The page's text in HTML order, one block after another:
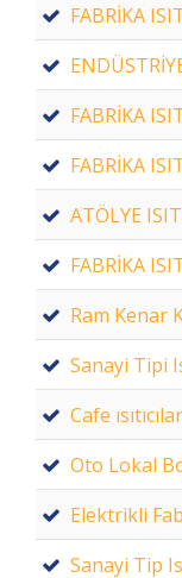
FABRİKA
FABRİKA
FABRİKA
ATÖLYE
FABRİKA
Ram Kenar
Sanayi Tipi
Cafe
Oto Lokal
Elektrikli
Sanayi Tip